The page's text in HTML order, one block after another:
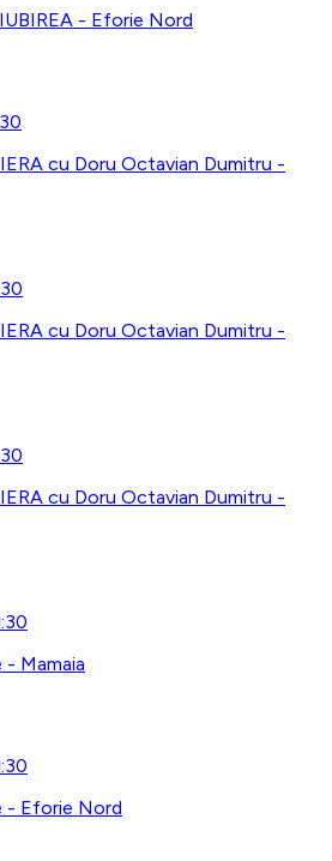
- Eforie Nord
cu Doru Octavian Dumitru -
cu Doru Octavian Dumitru -
cu Doru Octavian Dumitru -
Mamaia
- Eforie Nord